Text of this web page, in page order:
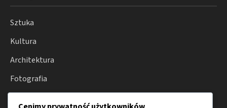
Sztuka
Kultura
Architektura
Fotografia